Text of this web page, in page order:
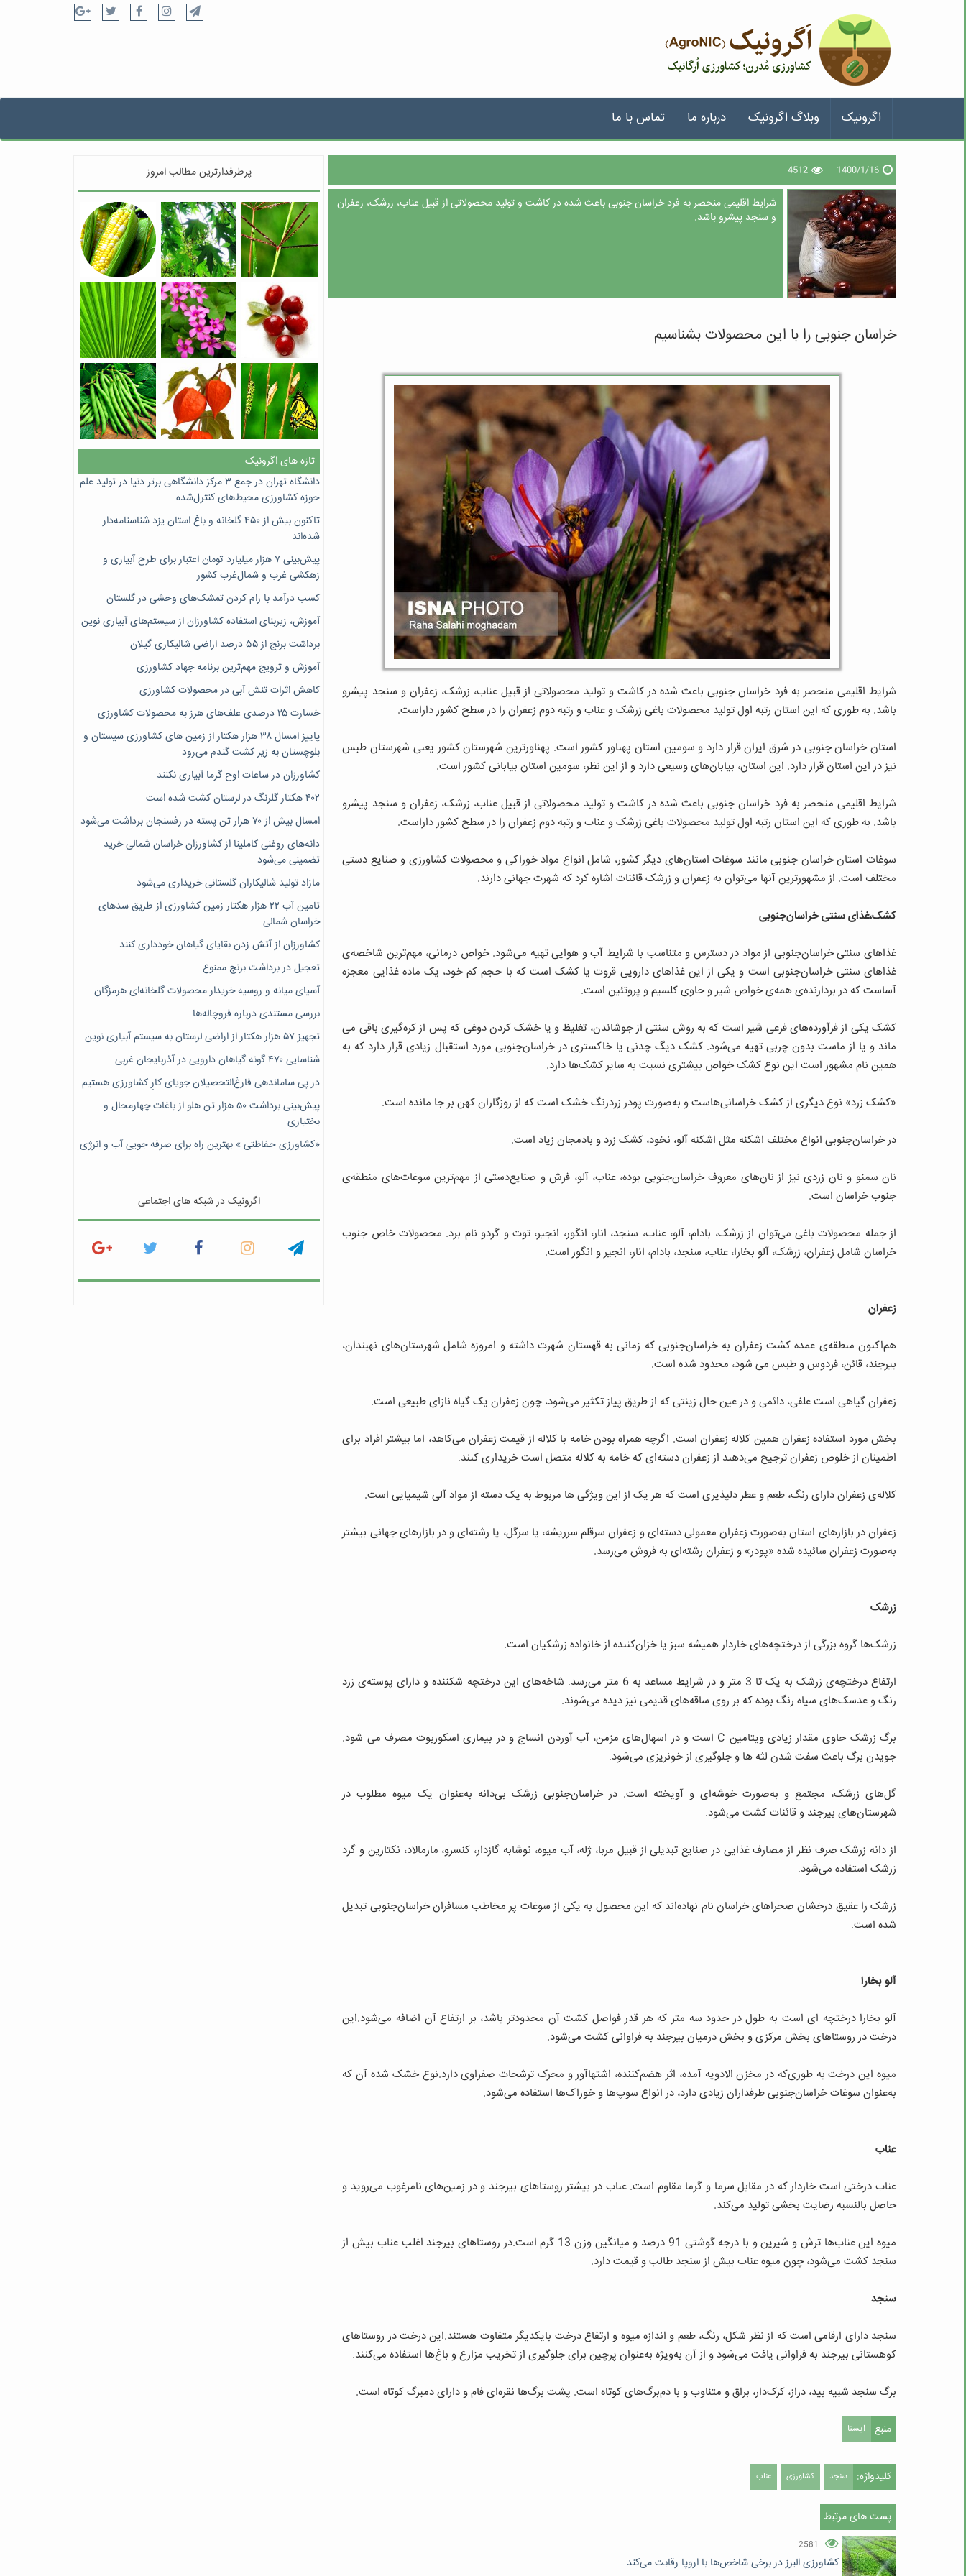
اگرونیک وبلاگ اگرونیک درباره ما تماس با ما
1400/1/16
4512
شرایط اقلیمی منحصر به فرد خراسان جنوبی باعث شده در کاشت و تولید محصولاتی از قبیل عناب، زرشک، زعفران
و سنجد پیشرو باشد.
خراسان جنوبی را با این محصولات بشناسیم
شرایط اقلیمی منحصر به فرد خراسان جنوبی باعث شده در کاشت و تولید محصولاتی از قبیل عناب، زرشک، زعفران و سنجد پیشرو
باشد. به طوری که این استان رتبه اول تولید محصولات باغی زرشک و عناب و رتبه دوم زعفران را در سطح کشور داراست.
استان خراسان جنوبی در شرق ایران قرار دارد و سومین استان پهناور کشور است. پهناورترین شهرستان کشور یعنی شهرستان طبس
نیز در این استان قرار دارد. این استان، بیابان‌های وسیعی دارد و از این نظر، سومین استان بیابانی کشور است.
شرایط اقلیمی منحصر به فرد خراسان جنوبی باعث شده در کاشت و تولید محصولاتی از قبیل عناب، زرشک، زعفران و سنجد پیشرو
باشد. به طوری که این استان رتبه اول تولید محصولات باغی زرشک و عناب و رتبه دوم زعفران را در سطح کشور داراست.
سوغات استان خراسان جنوبی مانند سوغات استان‌های دیگر کشور، شامل انواع مواد خوراکی و محصولات کشاورزی و صنایع دستی
مختلف است. از مشهورترین آنها می‌توان به زعفران و زرشک قائنات اشاره کرد که شهرت جهانی دارند.
کشک،غذای سنتی خراسان‌جنوبی
غذاهای سنتی خراسان‌جنوبی از مواد در دسترس و متناسب با شرایط آب و هوایی تهیه می‌شود. خواص درمانی، مهم‌ترین شاخصه‌ی
غذاهای سنتی خراسان‌جنوبی است و یکی از این غذاهای دارویی قروت یا کشک است که با حجم کم خود، یک ماده غذایی معجزه
آساست که در بردارنده‌ی همه‌ی خواص شیر و حاوی کلسیم و پروتئین است.
کشک یکی از فرآورده‌های فرعی شیر است که به روش سنتی از جوشاندن، تغلیظ و یا خشک کردن دوغی که پس از کره‌گیری باقی می­‌
ماند و یا از ماست بدون چربی تهیه می‌شود. کشک دیگ چدنی یا خاکستری در خراسان‌جنوبی مورد استقبال زیادی قرار دارد که به
همین نام مشهور است این نوع کشک خواص بیشتری نسبت به سایر کشک‌ها دارد.
«کشک زرد» نوع دیگری از کشک خراسانی‌هاست و به‌صورت پودر زردرنگ خشک است که از روزگاران کهن بر جا مانده است.
در خراسان‌جنوبی انواع مختلف اشکنه مثل اشکنه آلو، نخود، کشک زرد و بادمجان زیاد است.
نان سمنو و نان زردی نیز از نان‌های معروف خراسان‌جنوبی بوده، عناب، آلو، فرش و صنایع‌دستی از مهم‌ترین سوغات‌های منطقه‌ی
جنوب خراسان است.
از جمله محصولات باغی می‌توان از زرشک، بادام، آلو، عناب، سنجد، انار، انگور، انجیر، توت و گردو نام برد. محصولات خاص جنوب
خراسان شامل زعفران، زرشک، آلو بخارا، عناب، سنجد، بادام، انار، انجیر و انگور است.
زعفران
هم‌اکنون منطقه‌ی عمده کشت زعفران به خراسان‌جنوبی که زمانی به قهستان شهرت داشته و امروزه شامل شهرستان‌های نهبندان،
بیرجند، قائن، فردوس و طبس می‏ شود، محدود شده است.
زعفران گیاهی است علفی، دائمی و در عین حال زینتی که از طریق پیاز تکثیر می‌شود، چون زعفران یک گیاه نازای طبیعی است.
بخش مورد استفاده زعفران همین کلاله زعفران است. اگرچه همراه بودن خامه با کلاله از قیمت زعفران می‏‌کاهد، اما بیشتر افراد برای
اطمینان از خلوص زعفران ترجیح می‏‌دهند از زعفران دسته‏‌ای که خامه به کلاله متصل است خریداری کنند.
کلاله‌ی زعفران دارای رنگ، طعم و عطر دلپذیری است که هر یک از این ویژگی‌ ها مربوط به یک دسته از مواد آلی شیمیایی است.
زعفران در بازارهای استان به‌صورت زعفران معمولی دسته‌ای و زعفران سرقلم سرریشه، یا سرگل، یا رشته‏‌ای و در بازارهای جهانی بیشتر
به‌صورت زعفران سائیده شده «پودر» و زعفران رشته‏‌ای به فروش می‌رسد.
زرشک
زرشک‏‌ها گروه بزرگی ‏از درختچه‏‌های خاردار همیشه سبز یا خزان‌کننده از خانواده زرشکیان است.
ارتفاع درختچه‌ی زرشک به یک تا 3 متر و در شرایط مساعد به 6 متر می‌رسد. شاخه‌های این درختچه شکننده و دارای پوسته‌ی زرد
رنگ و عدسک‌های سیاه رنگ بوده که بر روی ساقه‌های قدیمی نیز دیده می‌شوند.
برگ زرشک حاوی مقدار زیادی ویتامین C است و در اسهال‌های مزمن، آب آوردن انساج و در بیماری اسکوربوت مصرف می‌ شود.
جویدن برگ باعث سفت شدن لثه‏ ها و جلوگیری از خونریزی می‌شود.
گل‌های زرشک، مجتمع و به‌صورت خوشه‏‌ای و آویخته است. در خراسان‌جنوبی زرشک بی‌دانه به‌عنوان یک میوه مطلوب در
شهرستان‌های بیرجند و قائنات کشت می‌شود.
از دانه زرشک صرف نظر از مصارف غذایی در صنایع تبدیلی از قبیل مربا، ژله، آب میوه، نوشابه گازدار، کنسرو، مارمالاد، نکتارین و گرد
زرشک استفاده می‏‌شود.
زرشک را عقیق درخشان صحراهای خراسان نام نهاده‌اند که این محصول به یکی از سوغات پر مخاطب مسافران خراسان‌جنوبی تبدیل
شده است.
آلو بخارا
آلو بخارا درختچه‌ ای است به طول در حدود سه متر که هر قدر فواصل کشت آن محدودتر باشد، بر ارتفاع آن اضافه می‌شود.این
درخت در روستاهای بخش مرکزی و بخش درمیان بیرجند به فراوانی کشت می‌شود.
میوه این درخت به طوری‌که در مخزن الادویه آمده، اثر هضم‌کننده، اشتهاآور و محرک ترشحات صفراوی دارد.نوع خشک شده آن که
به‌عنوان سوغات خراسان‌جنوبی طرفداران زیادی دارد، در انواع سوپ‏‌ها و خوراک‌ها استفاده می‌شود.
عناب
عناب درختی است خاردار که در مقابل سرما و گرما مقاوم است. عناب در بیشتر روستاهای بیرجند و در زمین‌های نامرغوب می‌روید و
حاصل بالنسبه رضایت بخشی تولید می‌کند.
میوه این عناب‌ها ترش و شیرین و با درجه گوشتی 91 درصد و میانگین وزن 13 گرم است.در روستاهای بیرجند اغلب عناب بیش از
سنجد کشت می‌شود، چون میوه عناب بیش از سنجد طالب و قیمت دارد.
سنجد
سنجد دارای ارقامی است که از نظر شکل، رنگ، طعم و اندازه میوه و ارتفاع درخت بایکدیگر متفاوت هستند.این درخت در روستاهای
کوهستانی بیرجند به فراوانی یافت می‌شود و از آن به‌ویژه به‌عنوان پرچین برای جلوگیری از تخریب مزارع و باغ‌ها استفاده می‌کنند.
برگ سنجد شبیه بید، دراز، کرک‌دار، براق و متناوب و با دم‌برگ‌های کوتاه است. پشت برگ‌ها نقره‏‌ای فام و دارای دمبرگ کوتاه است.
منبع ایسنا
کلیدواژه: سنجد کشاورزی عناب
پست های مرتبط
2581
کشاورزی البرز در برخی شاخص‌ها با اروپا رقابت می‌کند
پرطرفدارترین مطالب امروز
تازه های اگرونیک
دانشگاه تهران در جمع ۳ مرکز دانشگاهی برتر دنیا در تولید علم
حوزه کشاورزی محیط‌های کنترل‌شده
تاکنون بیش از ۴۵۰ گلخانه و باغ استان یزد شناسنامه‌دار
شده‌اند
پیش‌بینی ۷‌ هزار میلیارد تومان اعتبار برای طرح آبیاری و
زهکشی غرب و شمال‌غرب کشور
کسب درآمد با رام کردن تمشک‌های وحشی در گلستان
آموزش، زیربنای استفاده کشاورزان از سیستم‌های آبیاری نوین
برداشت برنج از ۵۵ درصد اراضی شالیکاری گیلان
آموزش و ترویج مهم‌ترین برنامه جهاد کشاورزی
کاهش اثرات تنش آبی در محصولات کشاورزی
خسارت ۲۵ درصدی علف‌های هرز به محصولات کشاورزی
پاییز امسال ۳۸ هزار هکتار از زمین های کشاورزی سیستان و
بلوچستان به زیر کشت گندم می‌رود
کشاورزان در ساعات اوج گرما آبیاری نکنند
۴۰۲ هکتار گلرنگ در لرستان کشت شده است
امسال بیش از ۷۰ هزار تن پسته در رفسنجان برداشت می‌شود
دانه‌های روغنی کاملینا از کشاورزان خراسان شمالی خرید
تضمینی می‌شود
مازاد تولید شالیکاران گلستانی خریداری می‌شود
تامین آب ۲۲ هزار هکتار زمین کشاورزی از طریق سدهای
خراسان شمالی
کشاورزان از آتش زدن بقایای گیاهان خودداری کنند
تعجیل در برداشت برنج ممنوع
آسیای میانه و روسیه خریدار محصولات گلخانه‌ای هرمزگان
بررسی مستندی درباره فروچاله‌ها
تجهیز ۵۷ هزار هکتار از اراضی لرستان به سیستم آبیاری نوین
شناسایی ۴۷٠ گونه گیاهان دارویی در آذربایجان غربی
در پی ساماندهی فارغ‌التحصیلان جویای کارِ کشاورزی هستیم
پیش‎‌بینی برداشت ۵۰ هزار تن هلو از باغات چهارمحال و
بختیاری
«کشاورزی حفاظتی » بهترین راه برای صرفه جویی آب و انرژی
اگرونیک در شبکه های اجتماعی